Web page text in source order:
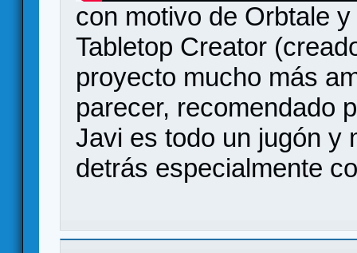
con motivo de Orbtale
Tabletop Creator
proyecto mucho más
parecer, recomendado
Javi es todo un jugón y
detrás especialmente